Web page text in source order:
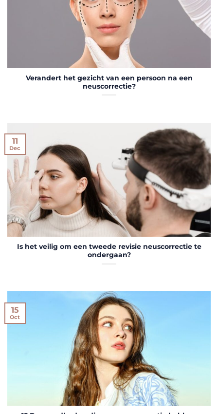
Verandert het gezicht van een persoon na een
neuscorrectie?
Is het veilig om een tweede revisie neuscorrectie te
ondergaan?
11
Dec
15
Oct